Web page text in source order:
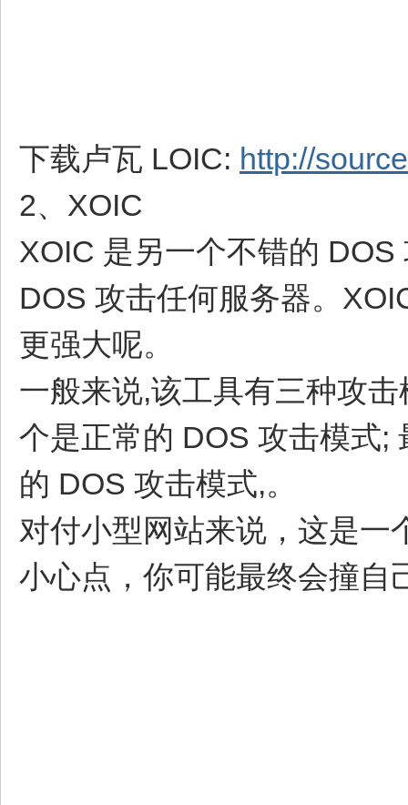
下载卢瓦 LOIC: http://
2、XOIC
XOIC 是另一个不错的
DOS 攻击任何服务器。
更强大呢。
一般来说,该工具有三种攻
个是正常的 DOS 攻击模式;
的 DOS 攻击模式,。
对付小型网站来说，这是一
小心点，你可能最终会撞自